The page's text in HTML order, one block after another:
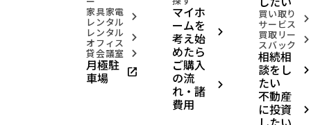
家具家電
レンタル arrow_forward_ios
レンタル
オフィス arrow_forward_ios
貸会議室 arrow_forward_ios
月極駐
車場 open_in_new
マイホ
ームを
考え始
めたら
arrow_forward_ios
ご購入
の流
れ・諸
費用
arrow_forward_ios
買い取り
サービス arrow_forward_ios
買取リー
スバック arrow_forward_ios
相続相
談をし
たい
arrow_forward_ios
不動産
に投資 arrow_forward_ios